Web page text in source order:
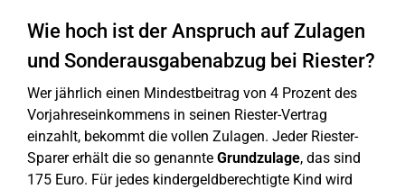
Wie hoch ist der Anspruch auf Zulagen
und Sonderausgabenabzug bei Riester?
Wer jährlich einen Mindestbeitrag von 4 Prozent des
Vorjahreseinkommens in seinen Riester-Vertrag
einzahlt, bekommt die vollen Zulagen. Jeder Riester-
Sparer erhält die so genannte Grundzulage, das sind
175 Euro. Für jedes kindergeldberechtigte Kind wird